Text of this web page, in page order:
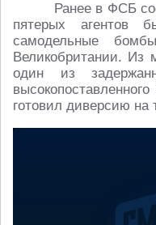
Ранее в ФСБ
пятерых агентов
самодельные
Великобритании. Из
один из
готовил диверсию на